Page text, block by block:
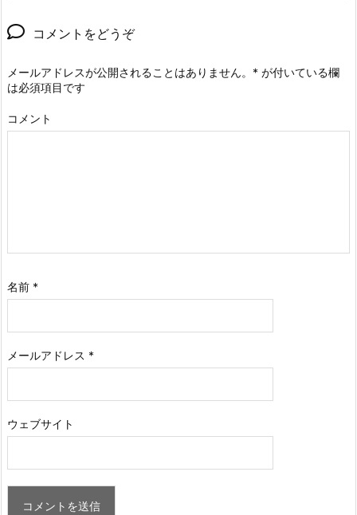
コメントをどうぞ
メールアドレスが公開されることはありません。 * が付いている欄
は必須項目です
コメント
名前 *
メールアドレス *
ウェブサイト